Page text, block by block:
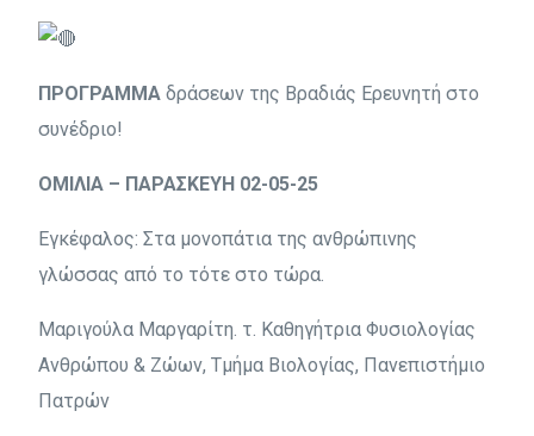
ΠΡΟΓΡΑΜΜΑ δράσεων της Βραδιάς Ερευνητή στο
συνέδριο!
ΟΜΙΛΙΑ – ΠΑΡΑΣΚΕΥΗ 02-05-25
Εγκέφαλος: Στα μονοπάτια της ανθρώπινης
γλώσσας από το τότε στο τώρα.
Μαριγούλα Μαργαρίτη. τ. Καθηγήτρια Φυσιολογίας
Ανθρώπου & Ζώων, Τμήμα Βιολογίας, Πανεπιστήμιο
Πατρών